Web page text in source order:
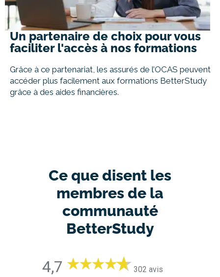
Un partenaire de choix pour vous
faciliter l'accès à nos formations
Grâce à ce partenariat, les assurés de l’OCAS peuvent
accéder plus facilement aux formations BetterStudy
grâce à des aides financières.
Ce que disent les
membres de la
communauté
BetterStudy
4,7 302 avis